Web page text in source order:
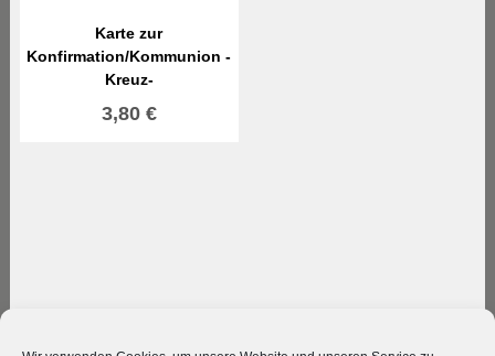
Karte zur
Konfirmation/Kommunion -
Kreuz-
3,80 €